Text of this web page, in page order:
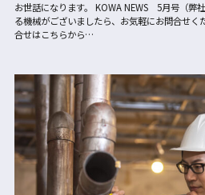
お世話になります。 KOWA NEWS 5月号（弊
る機械がございましたら、お気軽にお問合せ
合せはこちらから…